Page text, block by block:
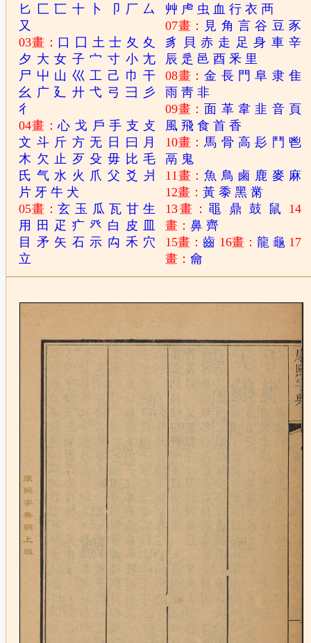
匕 匚 匸 十 卜 卩 厂 厶
又
03畫： 口 囗 土 士 夂 夊
夕 大 女 子 宀 寸 小 尢
尸 屮 山 巛 工 己 巾 干
幺 广 廴 廾 弋 弓 彐
彡
彳
04畫：心 戈 戶 手 支 攴
文 斗 斤 方 无 日 曰 月
木 欠 止 歹 殳 毋 比 毛
氏 气 水 火 爪 父 爻 爿
片 牙 牛 犬
05畫：玄 玉 瓜 瓦 甘 生
用
田 疋 疒 癶 白 皮
目
矛 矢 石 示 禸 禾 穴
立
艸 虍 虫 血 行 衣 襾
07畫： 見 角 言 谷 豆 豕
豸
貝 赤 走 足 身 車 辛
辰 辵 邑 酉 釆 里
08畫：金 長 門 阜 隶 隹
雨 靑 非
09畫： 面 革 韋 韭 音 頁
風 飛 食 首 香
10畫：馬 骨 高 髟 鬥 鬯
鬲 鬼
11畫：魚 鳥 鹵 鹿 麥 麻
12畫：黃 黍 黑 黹
13畫： 黽 鼎 鼓 鼠
14
畫：鼻 齊
15畫：齒 16畫： 龍 龜 17
畫：龠